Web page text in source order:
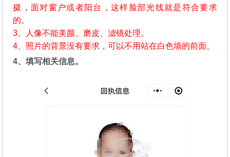
摄，面对窗户或者阳台，这样脸部光线就是符合要求
的。
3、人像不能美颜、磨皮、滤镜处理。
4、照片的背景没有要求，可以不用站在白色墙的前面。
4、填写相关信息。